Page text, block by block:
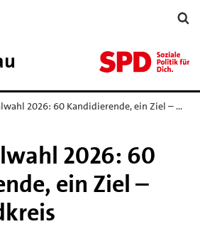
2026: 60 Kandidierende, ein Ziel – …
2026: 60
ein Ziel –